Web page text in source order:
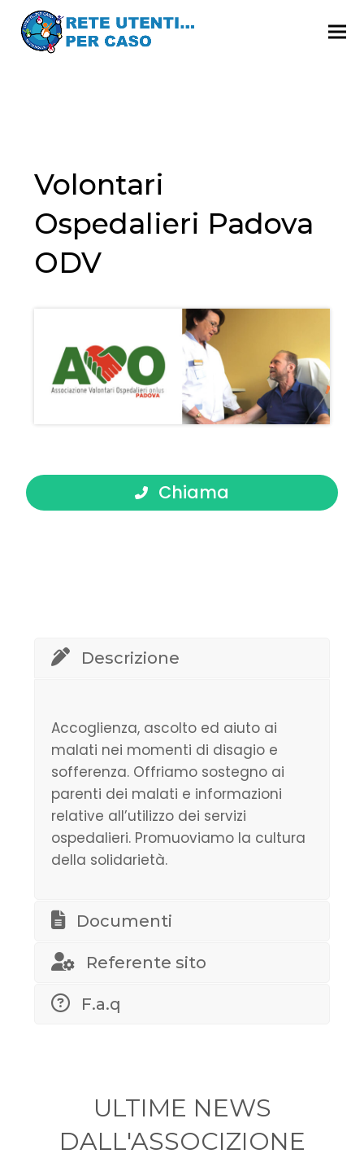
Volontari
Ospedalieri Padova
ODV
Chiama
Descrizione
Accoglienza, ascolto ed aiuto ai
malati nei momenti di disagio e
sofferenza. Offriamo sostegno ai
parenti dei malati e informazioni
relative all’utilizzo dei servizi
ospedalieri. Promuoviamo la cultura
della solidarietà.
Documenti
Referente sito
F.a.q
ULTIME NEWS
DALL'ASSOCIZIONE